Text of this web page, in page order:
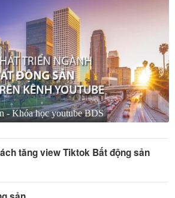
- Khóa học youtube BDS
tăng view Tiktok Bất động sản